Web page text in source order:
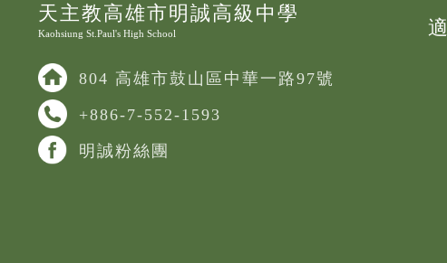
天主教高雄市明誠高級中學
Kaohsiung St.Paul's High School
804 高雄市鼓山區中華一路97號
+886-7-552-1593
明誠粉絲團